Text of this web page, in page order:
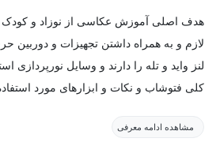
هدف اصلی آموزش عکاسی از نوزاد و کودک
لنز واید و تله را دارند و وسایل نورپردازی
کلی فتوشاب و نکات و ابزارهای مورد
مشاهده ادامه معرفی